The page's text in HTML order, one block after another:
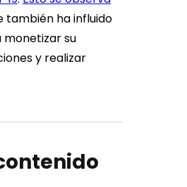
también ha influido
monetizar su
y realizar